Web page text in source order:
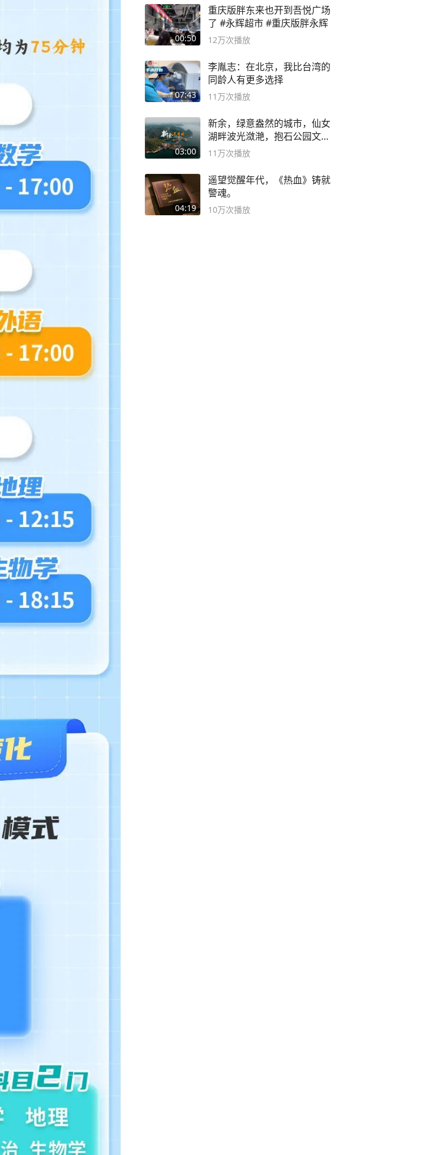
00:50
重庆版胖东来也开到吾悦广场
了 #永辉超市 #重庆版胖永辉
12万次播放
07:43
李胤志：在北京，我比台湾的
同龄人有更多选择
11万次播放
03:00
新余，绿意盎然的城市，仙女
湖畔波光潋滟，抱石公园文化
深邃……
11万次播放
04:19
遥望觉醒年代，《热血》铸就
警魂。
10万次播放